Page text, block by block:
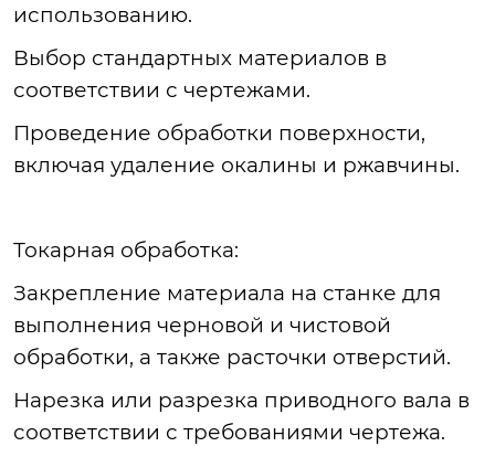
использованию.
Выбор стандартных материалов в
соответствии с чертежами.
Проведение обработки поверхности,
включая удаление окалины и ржавчины.
Токарная обработка:
Закрепление материала на станке для
выполнения черновой и чистовой
обработки, а также расточки отверстий.
Нарезка или разрезка приводного вала в
соответствии с требованиями чертежа.